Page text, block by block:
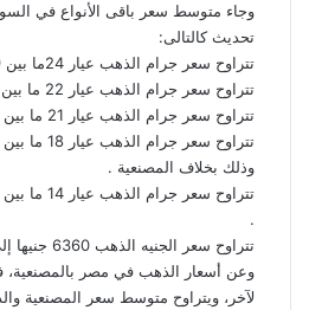
وجاء متوسط سعر باقى الأنواع في
تحديث كالتالى:
تتراوح سعر جرام الذهب عيار 24ما بين 909 جنيها إلى 911 جنيها .
تتراوح سعر جرام الذهب عيار 22 ما بين 833 جنيها إلى 835 جنيها
تتراوح سعر جرام الذهب عيار 21 ما بين 795 جنيها إلى 797 جنيها
وذلك بخلاف المصنعية .
.
تتراوح سعر الجنيه الذهب 6360 جنيها إلى 6376 ، يزن 8 جرامات.
وعن أسعار الذهب في مصر
لآخر، ويتراوح متوسط سعر المصنعية